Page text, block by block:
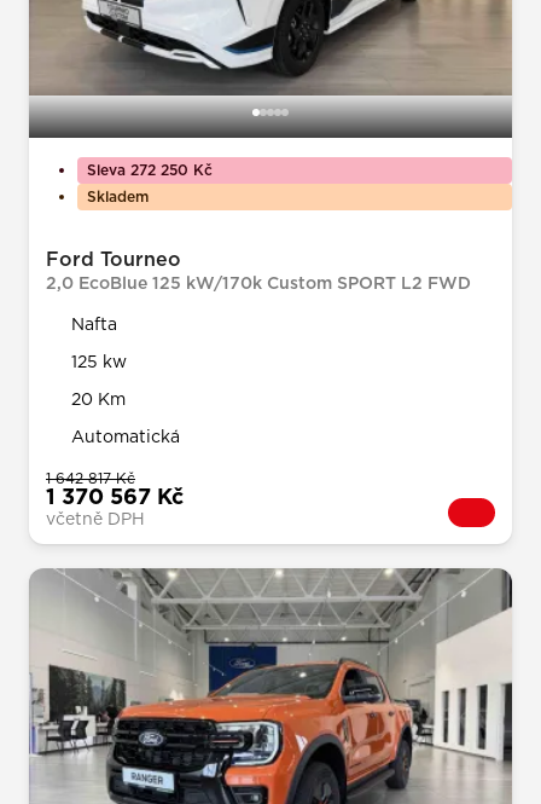
Sleva 272 250 Kč
Skladem
Ford Tourneo
2,0 EcoBlue 125 kW/170k Custom SPORT L2 FWD
Nafta
125 kw
20 Km
Automatická
1 642 817 Kč
1 370 567 Kč
včetně DPH